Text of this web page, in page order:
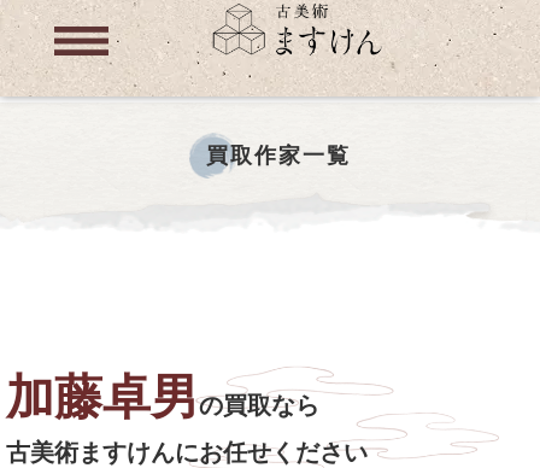
買取作家一覧
加藤卓男の買取なら
古美術ますけんにお任せください